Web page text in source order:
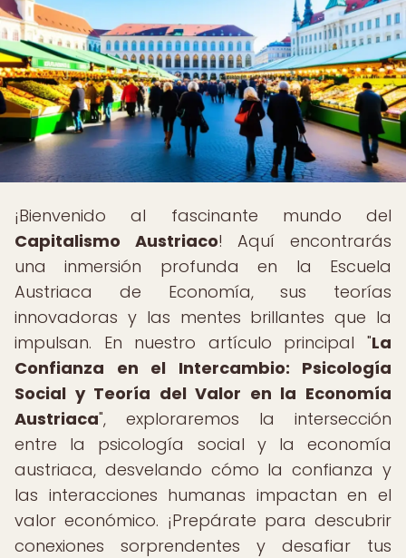
¡Bienvenido al fascinante mundo del
Capitalismo Austriaco! Aquí encontrarás
una inmersión profunda en la Escuela
Austriaca de Economía, sus teorías
innovadoras y las mentes brillantes que la
impulsan. En nuestro artículo principal "La
Confianza en el Intercambio: Psicología
Social y Teoría del Valor en la Economía
Austriaca", exploraremos la intersección
entre la psicología social y la economía
austriaca, desvelando cómo la confianza y
las interacciones humanas impactan en el
valor económico. ¡Prepárate para descubrir
conexiones sorprendentes y desafiar tus